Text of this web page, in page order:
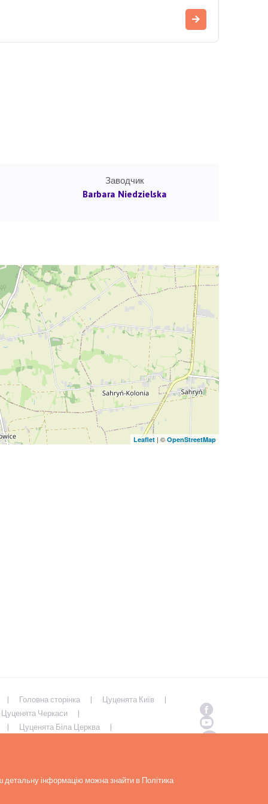
Заводчик
Barbara Niedzielska
Leaflet | ©OpenStreetMap
Головна сторінка
Цуценята Київ
Цуценята Черкаси
Цуценята Біла Церква
детальну інформацію можна знайти в Політика